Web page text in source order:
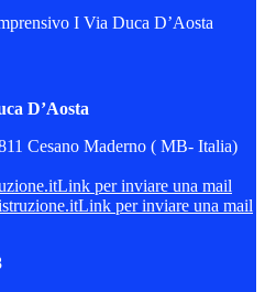
I Via Duca D’Aosta
D’Aosta
Cesano Maderno ( MB- Italia)
Link per inviare una mail
Link per inviare una mail